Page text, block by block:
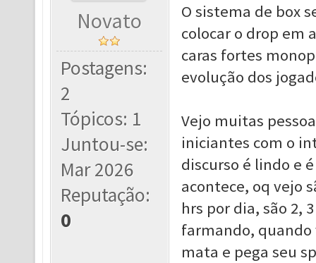
Novato
Postagens:
2
Tópicos: 1
Juntou-se:
Mar 2026
Reputação:
0
O sistema de box
colocar o drop em
caras fortes
evolução dos
Vejo muitas
iniciantes com o
discurso é lindo e
acontece, oq vejo
hrs por dia, são 2,
farmando,
mata e pega seu